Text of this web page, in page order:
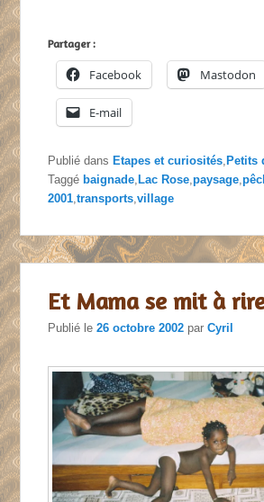
Partager :
Facebook Mastodon
E-mail
Publié dans Etapes et curiosités ,Petits
Taggé baignade ,Lac Rose ,paysage ,
2001 ,transports ,village
Et Mama se mit à
Publié le26 octobre 2002 parCyril